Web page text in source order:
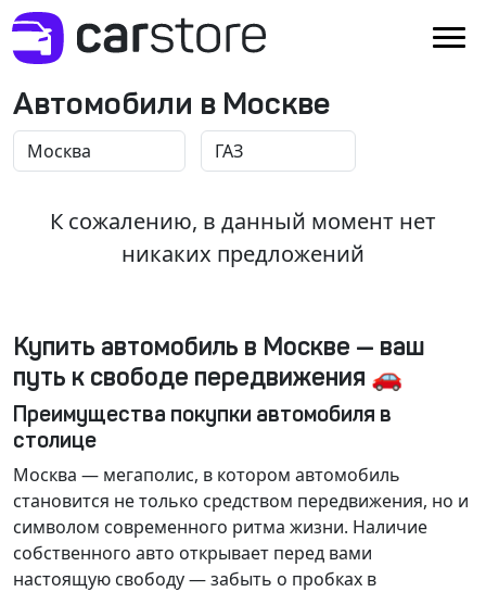
Автомобили в Москве
К сожалению, в данный момент нет
никаких предложений
Купить автомобиль в Москве — ваш
путь к свободе передвижения 🚗
Преимущества покупки автомобиля в
столице
Москва — мегаполис, в котором автомобиль
становится не только средством передвижения, но и
символом современного ритма жизни. Наличие
собственного авто открывает перед вами
настоящую свободу — забыть о пробках в